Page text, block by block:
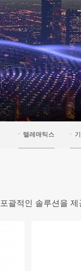
텔레매틱스
괄적인 솔루션을 제